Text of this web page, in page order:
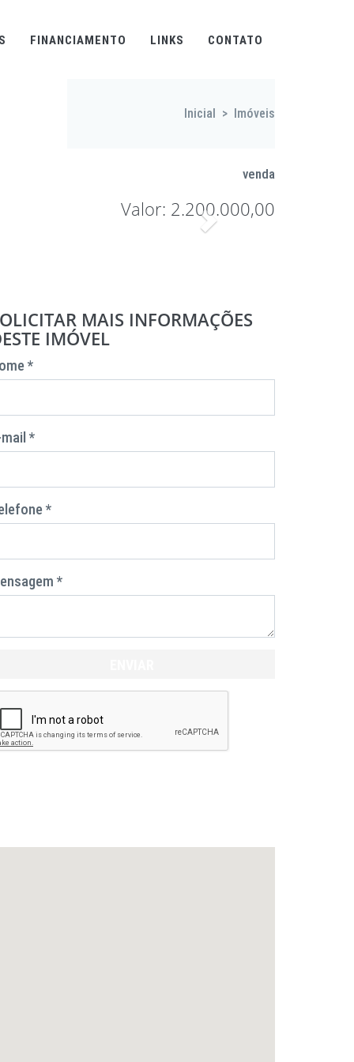
FINANCIAMENTO LINKS CONTATO
Inicial > Imóveis
venda
Valor: 2.200.000,00
Proximo
MAIS INFORMAÇÕES
IMÓVEL
*
*
*
*